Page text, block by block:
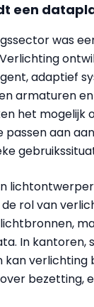
een
was
adaptief
armaturen
het mogelijk
aan
rol van
In kantoren,
kan verlichting
bezetting,